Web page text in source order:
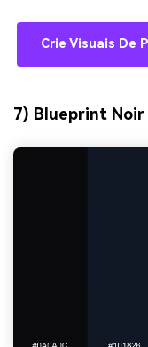
Crie Visuais De
7) Blueprint Noir